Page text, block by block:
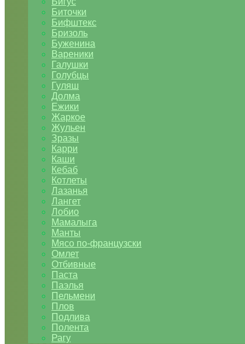
Биточки
Бифштекс
Бризоль
Буженина
Вареники
Галушки
Голубцы
Гуляш
Долма
Ежики
Жаркое
Жульен
Зразы
Карри
Каши
Кебаб
Котлеты
Лазанья
Лангет
Лобио
Мамалыга
Манты
Мясо по-французски
Омлет
Отбивные
Паста
Паэлья
Пельмени
Плов
Подлива
Полента
Рагу